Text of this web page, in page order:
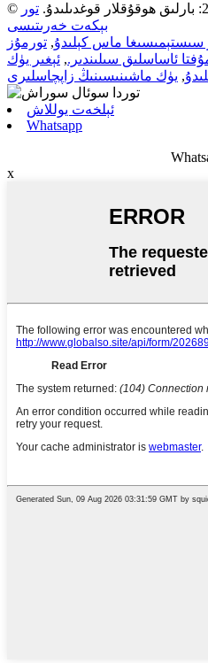
تور
بېكەت خەرىتىسى
سىستېمىسىغا ماس كېلىدۇ, تورمۇز
ئاساسلىق سىلىندىر., ئېغىر يۈك
, يۈك ماشىنىسىنىڭ زاپچاسلىرى
ئېلخەت يوللاش
Whatsapp
x